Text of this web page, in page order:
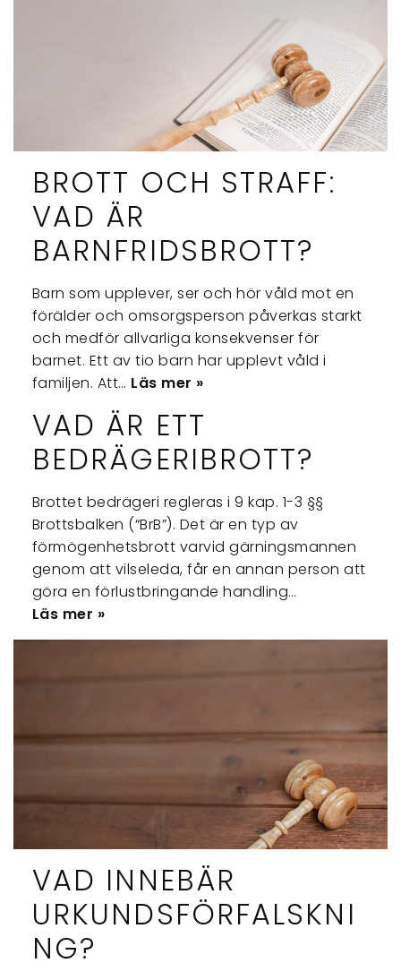
BROTT OCH STRAFF:
VAD ÄR
BARNFRIDSBROTT?
Barn som upplever, ser och hör våld mot en
förälder och omsorgsperson påverkas starkt
och medför allvarliga konsekvenser för
barnet. Ett av tio barn har upplevt våld i
familjen. Att… Läs mer »
VAD ÄR ETT
BEDRÄGERIBROTT?
Brottet bedrägeri regleras i 9 kap. 1-3 §§
Brottsbalken (“BrB”). Det är en typ av
förmögenhetsbrott varvid gärningsmannen
genom att vilseleda, får en annan person att
göra en förlustbringande handling…
Läs mer »
VAD INNEBÄR
URKUNDSFÖRFALSKNI
NG?